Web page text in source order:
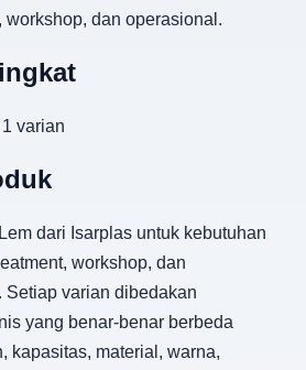
workshop, dan operasional.
varian
dari Isarplas untuk kebutuhan
workshop, dan
Setiap varian dibedakan
yang benar-benar berbeda
kapasitas, material, warna,